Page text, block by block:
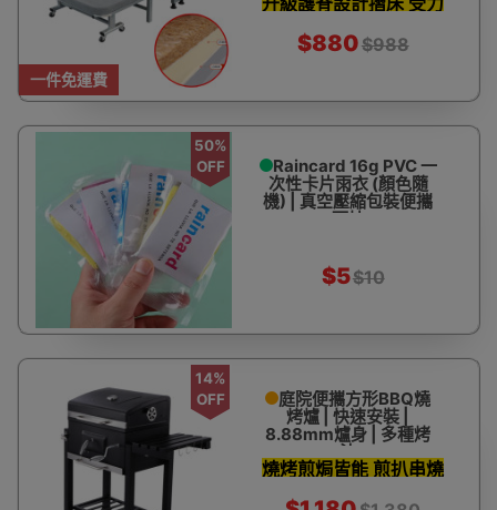
一件免運費
$880$988
50%
OFF
Raincard 16g PVC 一
次性卡片雨衣 (顏色隨
機) | 真空壓縮包裝便攜
雨披
$5$10
14%
OFF
庭院便攜方形BBQ燒
烤爐 | 快速安裝 |
8.88mm爐身 | 多種烤
法
燒烤煎焗皆能 煎扒串燒